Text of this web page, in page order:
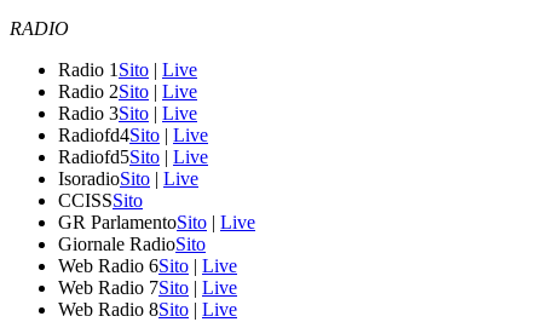
RADIO
Radio 1 Sito | Live
Radio 2Sito | Live
Radio 3Sito | Live
Radiofd4Sito | Live
Radiofd5Sito | Live
IsoradioSito | Live
CCISSSito
GR ParlamentoSito | Live
Giornale RadioSito
Web Radio 6Sito | Live
Web Radio 7Sito | Live
Web Radio 8Sito | Live